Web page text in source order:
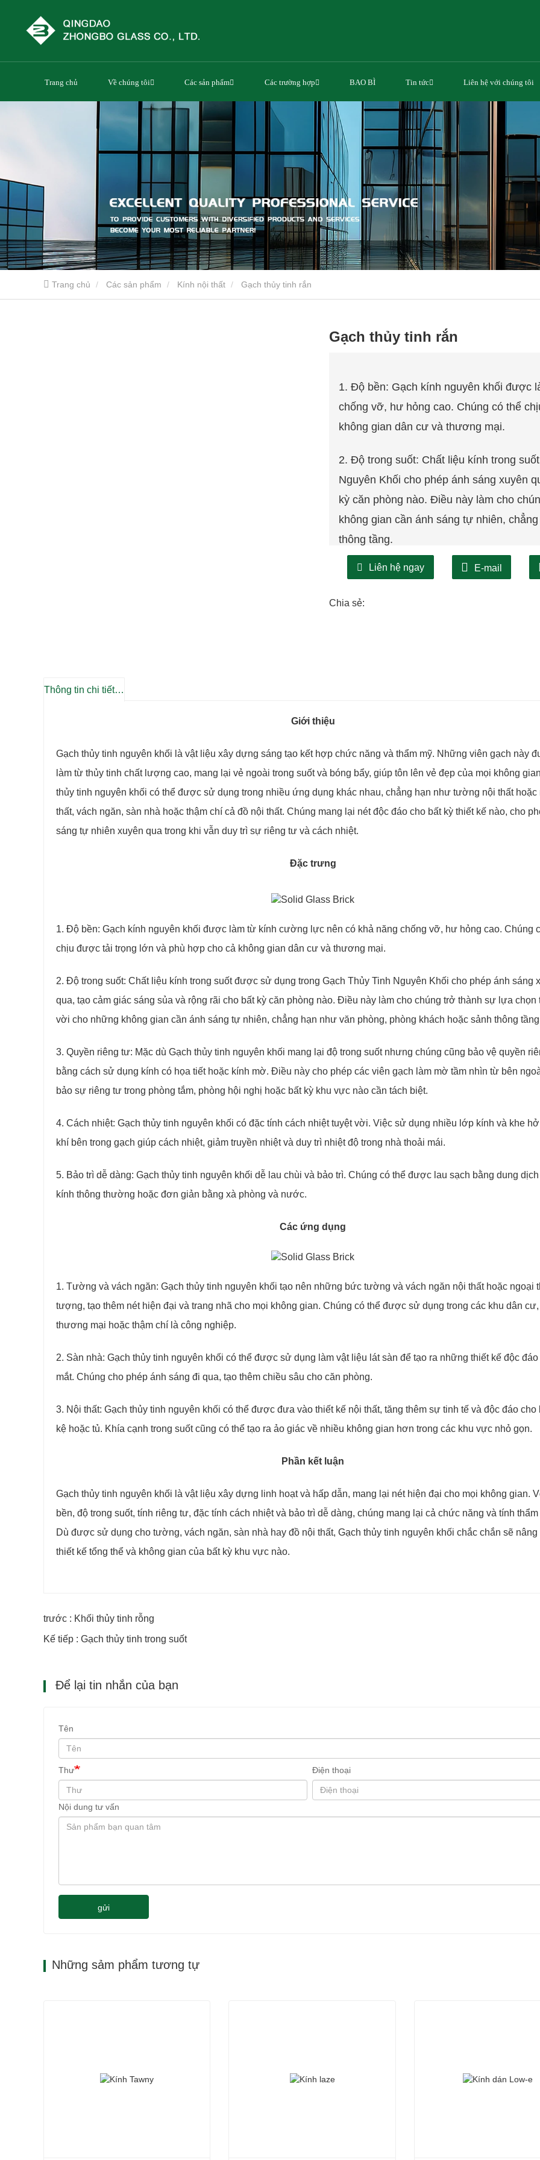
Trang chủ Về chúng tôi Các sản phẩm Các trường hợp BAO BÌ Tin tức Liên hệ với chúng tôi
Trang chủ Các sản phẩm Kính nội thất Gạch thủy tinh rắn
Gạch thủy tinh rắn
1. Độ bền: Gạch kính nguyên khối được
chống vỡ, hư hỏng cao. Chúng có thể
không gian dân cư và thương mại.
2. Độ trong suốt: Chất liệu kính trong
Nguyên Khối cho phép ánh sáng xuyên
kỳ căn phòng nào. Điều này làm cho
không gian cần ánh sáng tự nhiên,
thông tầng.
3. Quyền riêng tư: Mặc dù Gạch thủy
Liên hệ ngay E-mail
Chia sẻ:
Thông tin chi tiết sản phẩm
Giới thiệu
Gạch thủy tinh nguyên khối là vật liệu xây dựng sáng tạo kết hợp chức năng và thẩm mỹ. Những viên gạch này
làm từ thủy tinh chất lượng cao, mang lại vẻ ngoài trong suốt và bóng bẩy, giúp tôn lên vẻ đẹp của mọi không
thủy tinh nguyên khối có thể được sử dụng trong nhiều ứng dụng khác nhau, chẳng hạn như tường nội thất hoặc
thất, vách ngăn, sàn nhà hoặc thậm chí cả đồ nội thất. Chúng mang lại nét độc đáo cho bất kỳ thiết kế nào, cho
sáng tự nhiên xuyên qua trong khi vẫn duy trì sự riêng tư và cách nhiệt.
Đặc trưng
1. Độ bền: Gạch kính nguyên khối được làm từ kính cường lực nên có khả năng chống vỡ, hư hỏng cao. Chúng
chịu được tải trọng lớn và phù hợp cho cả không gian dân cư và thương mại.
2. Độ trong suốt: Chất liệu kính trong suốt được sử dụng trong Gạch Thủy Tinh Nguyên Khối cho phép ánh sáng
qua, tạo cảm giác sáng sủa và rộng rãi cho bất kỳ căn phòng nào. Điều này làm cho chúng trở thành sự lựa chọn
vời cho những không gian cần ánh sáng tự nhiên, chẳng hạn như văn phòng, phòng khách hoặc sảnh thông
3. Quyền riêng tư: Mặc dù Gạch thủy tinh nguyên khối mang lại độ trong suốt nhưng chúng cũng bảo vệ quyền
bằng cách sử dụng kính có họa tiết hoặc kính mờ. Điều này cho phép các viên gạch làm mờ tầm nhìn từ bên
bảo sự riêng tư trong phòng tắm, phòng hội nghị hoặc bất kỳ khu vực nào cần tách biệt.
4. Cách nhiệt: Gạch thủy tinh nguyên khối có đặc tính cách nhiệt tuyệt vời. Việc sử dụng nhiều lớp kính và khe
khí bên trong gạch giúp cách nhiệt, giảm truyền nhiệt và duy trì nhiệt độ trong nhà thoải mái.
5. Bảo trì dễ dàng: Gạch thủy tinh nguyên khối dễ lau chùi và bảo trì. Chúng có thể được lau sạch bằng dung
kính thông thường hoặc đơn giản bằng xà phòng và nước.
Các ứng dụng
1. Tường và vách ngăn: Gạch thủy tinh nguyên khối tạo nên những bức tường và vách ngăn nội thất hoặc ngoại
tượng, tạo thêm nét hiện đại và trang nhã cho mọi không gian. Chúng có thể được sử dụng trong các khu dân cư,
thương mại hoặc thậm chí là công nghiệp.
2. Sàn nhà: Gạch thủy tinh nguyên khối có thể được sử dụng làm vật liệu lát sàn để tạo ra những thiết kế độc đáo
mắt. Chúng cho phép ánh sáng đi qua, tạo thêm chiều sâu cho căn phòng.
3. Nội thất: Gạch thủy tinh nguyên khối có thể được đưa vào thiết kế nội thất, tăng thêm sự tinh tế và độc đáo cho
kệ hoặc tủ. Khía cạnh trong suốt cũng có thể tạo ra ảo giác về nhiều không gian hơn trong các khu vực nhỏ gọn.
Phần kết luận
Gạch thủy tinh nguyên khối là vật liệu xây dựng linh hoạt và hấp dẫn, mang lại nét hiện đại cho mọi không gian.
bền, độ trong suốt, tính riêng tư, đặc tính cách nhiệt và bảo trì dễ dàng, chúng mang lại cả chức năng và tính thẩm
Dù được sử dụng cho tường, vách ngăn, sàn nhà hay đồ nội thất, Gạch thủy tinh nguyên khối chắc chắn sẽ nâng
thiết kế tổng thể và không gian của bất kỳ khu vực nào.
trước : Khối thủy tinh rỗng
Kế tiếp : Gạch thủy tinh trong suốt
Để lại tin nhắn của bạn
Tên
Thư Điện thoại
Nội dung tư vấn
gửi
Những sảm phẩm tương tự